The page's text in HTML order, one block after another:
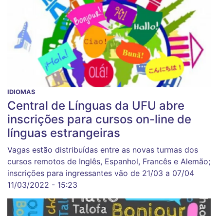
IDIOMAS
Central de Línguas da UFU abre
inscrições para cursos on-line de
línguas estrangeiras
Vagas estão distribuídas entre as novas turmas dos
cursos remotos de Inglês, Espanhol, Francês e Alemão;
inscrições para ingressantes vão de 21/03 a 07/04
11/03/2022 - 15:23